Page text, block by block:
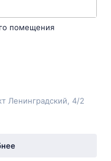
помещения
Ленинградский , 4/2